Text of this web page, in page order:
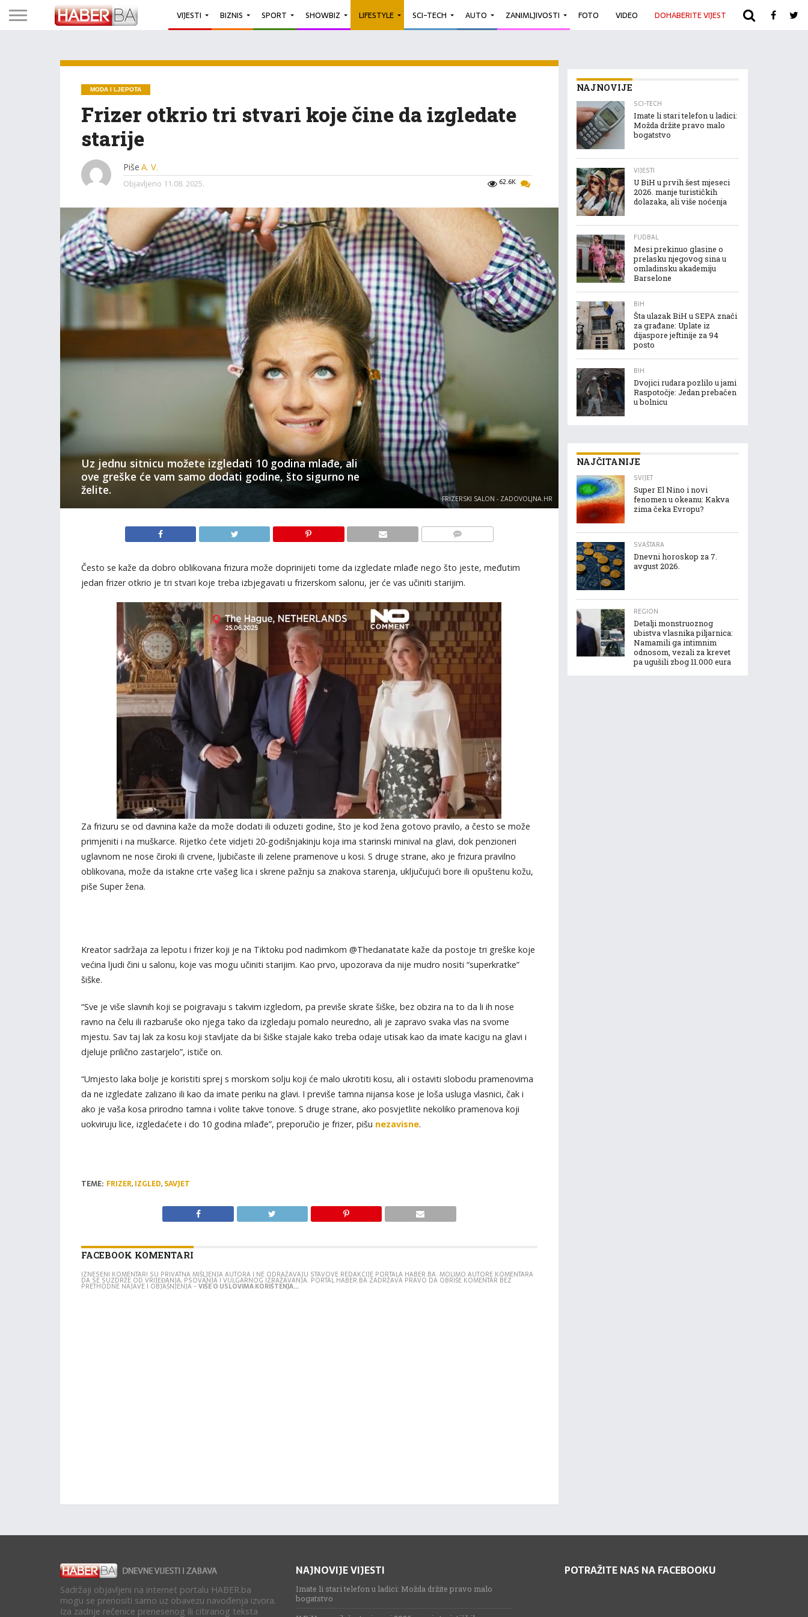
VIJESTI BIZNIS SPORT SHOWBIZ LIFESTYLE SCI-TECH AUTO ZANIMLJIVOSTI FOTO VIDEO DOHABERITE VIJEST ARHIVA
MODA I LJEPOTA
Frizer otkrio tri stvari koje čine da izgledate
starije
Piše A. V.
62.6K
Objavljeno 11.08. 2025.
Uz jednu sitnicu možete izgledati 10 godina mlađe, ali
ove greške će vam samo dodati godine, što sigurno ne
želite.
FRIZERSKI SALON - ZADOVOLJNA.HR
Često se kaže da dobro oblikovana frizura može doprinijeti tome da izgledate mlađe nego što jeste, međutim
jedan frizer otkrio je tri stvari koje treba izbjegavati u frizerskom salonu, jer će vas učiniti starijim.
Za frizuru se od davnina kaže da može dodati ili oduzeti godine, što je kod žena gotovo pravilo, a često se može
primjeniti i na muškarce. Rijetko ćete vidjeti 20-godišnjakinju koja ima starinski minival na glavi, dok penzioneri
uglavnom ne nose čiroki ili crvene, ljubičaste ili zelene pramenove u kosi. S druge strane, ako je frizura pravilno
oblikovana, može da istakne crte vašeg lica i skrene pažnju sa znakova starenja, uključujući bore ili opuštenu kožu,
piše Super žena.
Kreator sadržaja za lepotu i frizer koji je na Tiktoku pod nadimkom @Thedanatate kaže da postoje tri greške koje
većina ljudi čini u salonu, koje vas mogu učiniti starijim. Kao prvo, upozorava da nije mudro nositi “superkratke”
šiške.
“Sve je više slavnih koji se poigravaju s takvim izgledom, pa previše skrate šiške, bez obzira na to da li ih nose
ravno na čelu ili razbaruše oko njega tako da izgledaju pomalo neuredno, ali je zapravo svaka vlas na svome
mjestu. Sav taj lak za kosu koji stavljate da bi šiške stajale kako treba odaje utisak kao da imate kacigu na glavi i
djeluje prilično zastarjelo”, ističe on.
“Umjesto laka bolje je koristiti sprej s morskom solju koji će malo ukrotiti kosu, ali i ostaviti slobodu pramenovima
da ne izgledate zalizano ili kao da imate periku na glavi. I previše tamna nijansa kose je loša usluga vlasnici, čak i
ako je vaša kosa prirodno tamna i volite takve tonove. S druge strane, ako posvjetlite nekoliko pramenova koji
uokviruju lice, izgledaćete i do 10 godina mlađe”, preporučio je frizer, pišu nezavisne.
TEME: FRIZER, IZGLED, SAVJET
FACEBOOK KOMENTARI
IZNESENI KOMENTARI SU PRIVATNA MIŠLJENJA AUTORA I NE ODRAŽAVAJU STAVOVE REDAKCIJE PORTALA HABER.BA. MOLIMO AUTORE KOMENTARA
DA SE SUZDRŽE OD VRIJEĐANJA, PSOVANJA I VULGARNOG IZRAŽAVANJA. PORTAL HABER.BA ZADRŽAVA PRAVO DA OBRIŠE KOMENTAR BEZ
PRETHODNE NAJAVE I OBJAŠNJENJA -VIŠE O USLOVIMA KORIŠTENJA...
NAJNOVIJE
SCI-TECH
Imate li stari telefon u ladici:
Možda držite pravo malo
bogatstvo
VIJESTI
U BiH u prvih šest mjeseci
2026. manje turističkih
dolazaka, ali više noćenja
FUDBAL
Mesi prekinuo glasine o
prelasku njegovog sina u
omladinsku akademiju
Barselone
BIH
Šta ulazak BiH u SEPA znači
za građane: Uplate iz
dijaspore jeftinije za 94
posto
BIH
Dvojici rudara pozlilo u jami
Raspotočje: Jedan prebačen
u bolnicu
NAJČITANIJE
SVIJET
Super El Nino i novi
fenomen u okeanu: Kakva
zima čeka Evropu?
SVAŠTARA
Dnevni horoskop za 7.
avgust 2026.
REGION
Detalji monstruoznog
ubistva vlasnika piljarnica:
Namamili ga intimnim
odnosom, vezali za krevet
pa ugušili zbog 11.000 eura
Sadržaji objavljeni na internet portalu HABER.ba
mogu se prenositi samo uz obavezu navođenja izvora.
Iza zadnje rečenice prenesenog ili citiranog teksta
NAJNOVIJE VIJESTI
Imate li stari telefon u ladici: Možda držite pravo malo
bogatstvo
POTRAŽITE NAS NA FACEBOOKU